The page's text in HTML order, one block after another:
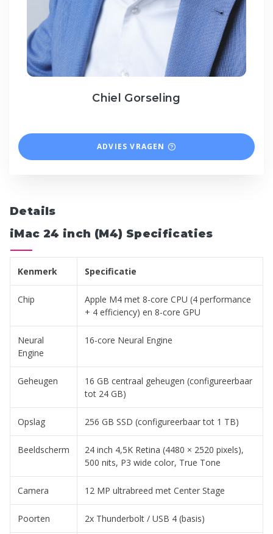
Chiel Gorseling
ADVIES VRAGEN
Details
iMac 24 inch (M4) Specificaties
Kenmerk Specificatie
Chip
Apple M4 met 8-core CPU (4 performance
+ 4 efficiency) en 8-core GPU
Neural
Engine
16-core Neural Engine
Geheugen
16 GB centraal geheugen (configureerbaar
tot 24 GB)
Opslag 256 GB SSD (configureerbaar tot 1 TB)
Beeldscherm
24 inch 4,5K Retina (4480 × 2520 pixels),
500 nits, P3 wide color, True Tone
Camera 12 MP ultrabreed met Center Stage
Poorten 2x Thunderbolt / USB 4 (basis)